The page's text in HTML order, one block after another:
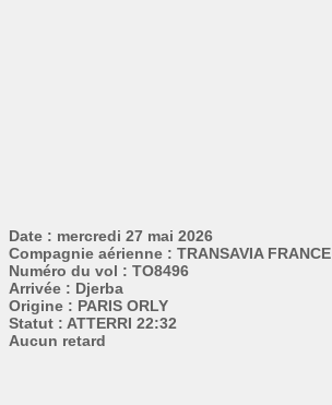
Date : mercredi 27 mai 2026
Compagnie aérienne : TRANSAVIA FRANCE
Numéro du vol : TO8496
Arrivée : Djerba
Origine : PARIS ORLY
Statut : ATTERRI 22:32
Aucun retard